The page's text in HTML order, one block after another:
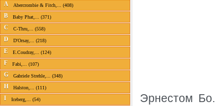
A Abercrombie & Fitch,... (408)
B Baby Phat,... (371)
C C-Thru,... (558)
D D'Orsay,... (218)
E E.Coudray,... (124)
F Fabi,... (107)
G Gabriele Strehle,... (348)
H Halston,... (111)
I Iceberg,... (54)
Эрнестом Бо.